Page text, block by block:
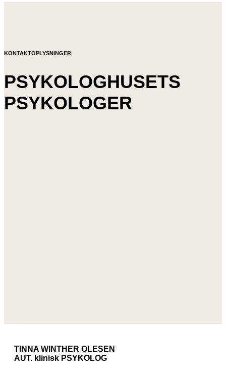
KONTAKTOPLYSNINGER
PSYKOLOGHUSETS
PSYKOLOGER
TINNA WINTHER OLESEN
AUT. klinisk PSYKOLOG